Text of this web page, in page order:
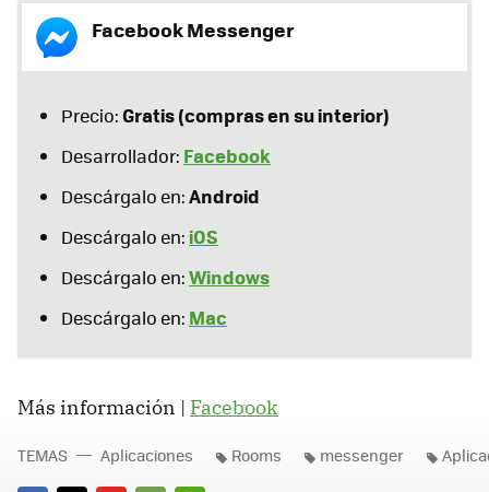
Facebook Messenger
Precio:Gratis (compras en su interior)
Desarrollador: Facebook
Descárgalo en:Android
Descárgalo en: iOS
Descárgalo en:Windows
Descárgalo en: Mac
Más información | Facebook
TEMAS Aplicaciones Rooms messenger